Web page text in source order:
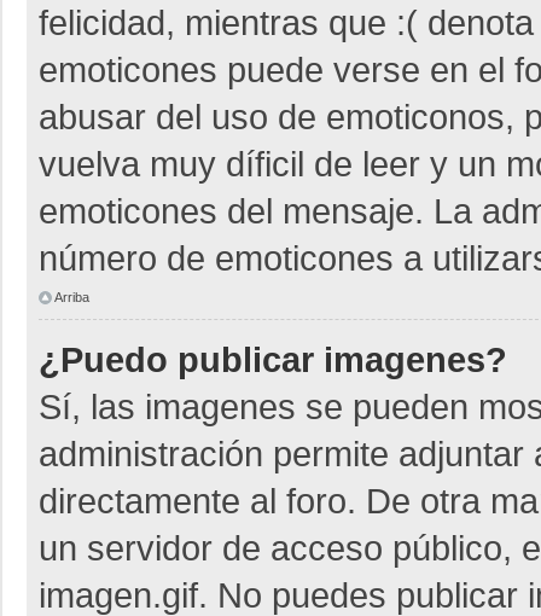
felicidad, mientras que :(
emoticones puede verse en el
abusar del uso de emoticonos,
vuelva muy díficil de leer y un
emoticones del mensaje. La
número de emoticones a
Arriba
¿Puedo publicar imagenes?
Sí, las imagenes se pueden
administración permite
directamente al foro. De otra
un servidor de acceso público,
imagen.gif. No puedes publicar